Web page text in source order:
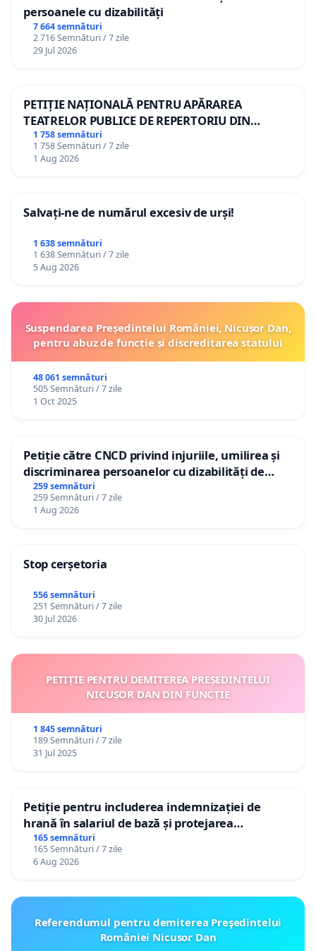
persoanele cu dizabilități
7 664 semnături
2 716 Semnături / 7 zile
29 Jul 2026
PETIȚIE NAȚIONALĂ PENTRU APĂRAREA
TEATRELOR PUBLICE DE REPERTORIU DIN
ROMÂNIA
1 758 semnături
1 758 Semnături / 7 zile
1 Aug 2026
Salvați-ne de numărul excesiv de urși!
1 638 semnături
1 638 Semnături / 7 zile
5 Aug 2026
Suspendarea Președintelui României, Nicușor Dan,
pentru abuz de funcție și discreditarea statului
48 061 semnături
505 Semnături / 7 zile
1 Oct 2025
Petiție către CNCD privind injuriile, umilirea și
discriminarea persoanelor cu dizabilități de
către utilizatorul TikTok „Gorici”
259 semnături
259 Semnături / 7 zile
1 Aug 2026
Stop cerșetoria
556 semnături
251 Semnături / 7 zile
30 Jul 2026
PETIȚIE PENTRU DEMITEREA PREȘEDINTELUI
NICUȘOR DAN DIN FUNCȚIE
1 845 semnături
189 Semnături / 7 zile
31 Jul 2025
Petiție pentru includerea indemnizației de
hrană în salariul de bază și protejarea
gradațiilor de vechime pentru asistenții
personali
165 semnături
165 Semnături / 7 zile
6 Aug 2026
Referendumul pentru demiterea Preşedintelui
României Nicusor Dan